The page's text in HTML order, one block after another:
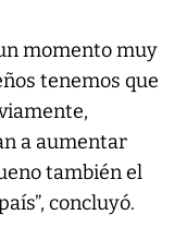
momento muy
tenemos que
a aumentar
también el
concluyó.